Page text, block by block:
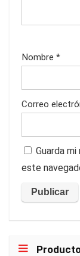
Nombre *
Correo
Guarda
este